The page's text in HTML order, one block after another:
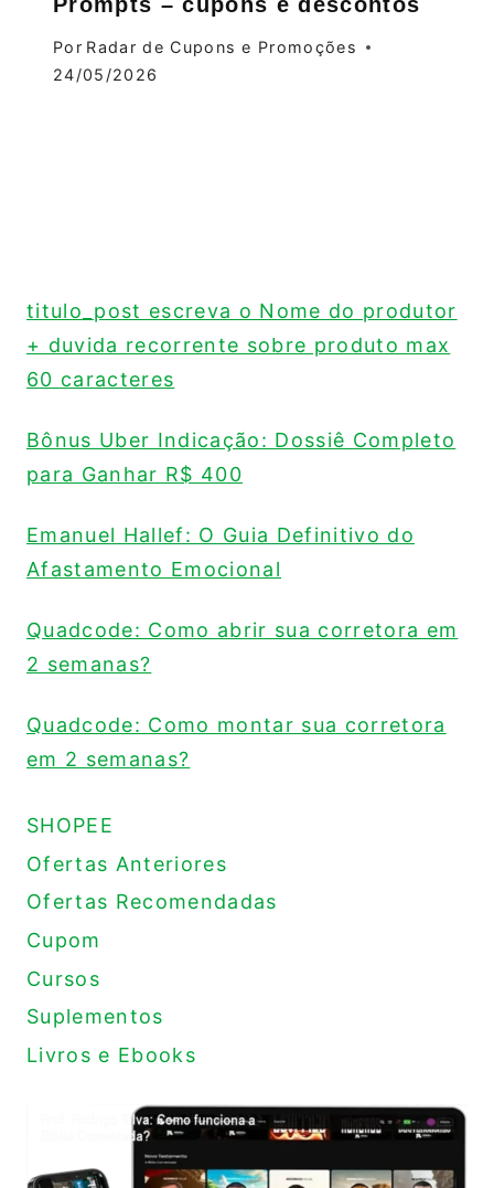
Por Radar de Cupons e Promoções
24/05/2026
titulo_post escreva o Nome do produtor
+ duvida recorrente sobre produto max
60 caracteres
Bônus Uber Indicação: Dossiê Completo
para Ganhar R$ 400
Emanuel Hallef: O Guia Definitivo do
Afastamento Emocional
Quadcode: Como abrir sua corretora em
2 semanas?
Quadcode: Como montar sua corretora
em 2 semanas?
SHOPEE
Ofertas Anteriores
Ofertas Recomendadas
Cupom
Cursos
Suplementos
Livros e Ebooks